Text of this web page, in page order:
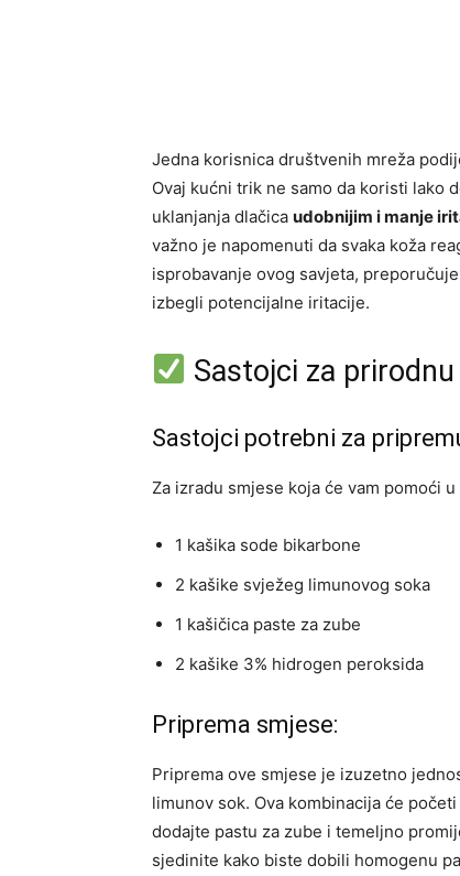
Jedna korisnica društvenih mreža
Ovaj kućni trik ne samo da koristi lako
uklanjanja dlačica udobnijim i manje
važno je napomenuti da svaka koža
isprobavanje ovog savjeta,
izbegli potencijalne iritacije.
Sastojci za
Sastojci potrebni za
Za izradu smjese koja će vam pomoći
1 kašika sode bikarbone
2 kašike svježeg limunovog soka
1 kašičica paste za zube
2 kašike 3% hidrogen peroksida
Priprema smjese:
Priprema ove smjese je izuzetno
limunov sok. Ova kombinacija će
dodajte pastu za zube i temeljno
sjedinite kako biste dobili homogenu